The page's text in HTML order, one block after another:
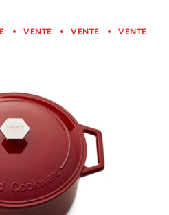
VENTE VENTE VENTE